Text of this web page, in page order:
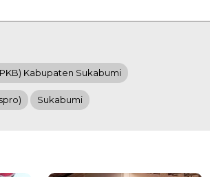
Kabupaten Sukabumi
Sukabumi